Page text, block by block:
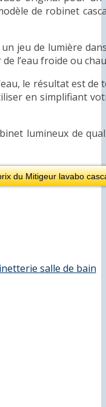
de robinet
jeu de lumière
l’eau froide ou
le résultat est
en simplifiant
lumineux de
du Mitigeur lavabo
salle de bain